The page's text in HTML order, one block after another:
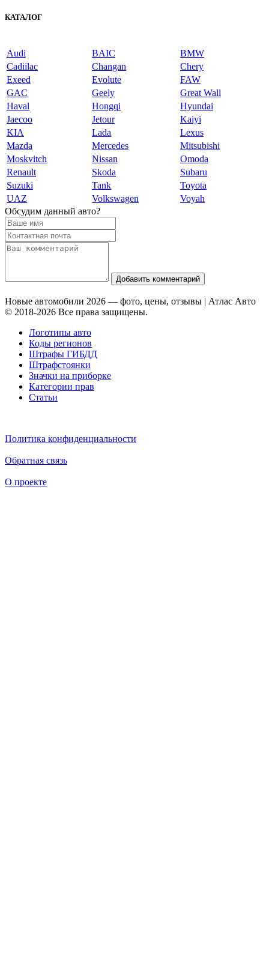
КАТАЛОГ
Audi BAIC
BMW
Cadiilac
Changan
Chery
Exeed
Evolute
FAW
GAC
Geely
Great Wall
Haval
Hongqi
Hyundai
Jaecoo
Jetour
Kaiyi
KIA
Lada
Lexus
Mazda
Mercedes
Mitsubishi
Moskvitch
Nissan
Omoda
Renault
Skoda
Subaru
Suzuki
Tank
Toyota
UAZ
Volkswagen
Voyah
Обсудим данный авто?
Добавить комментарий
Новые автомобили 2026 — фото, цены, отзывы | Атлас Авто
© 2018-2026 Все права защищены.
Логотипы авто
Коды регионов
Штрафы ГИБДД
Штрафстоянки
Значки на приборке
Категории прав
Статьи
Политика конфиденциальности
Обратная связь
О проекте